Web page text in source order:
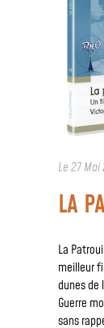
Le27
LA
La
meilleur
dunes de
Guerre
sans